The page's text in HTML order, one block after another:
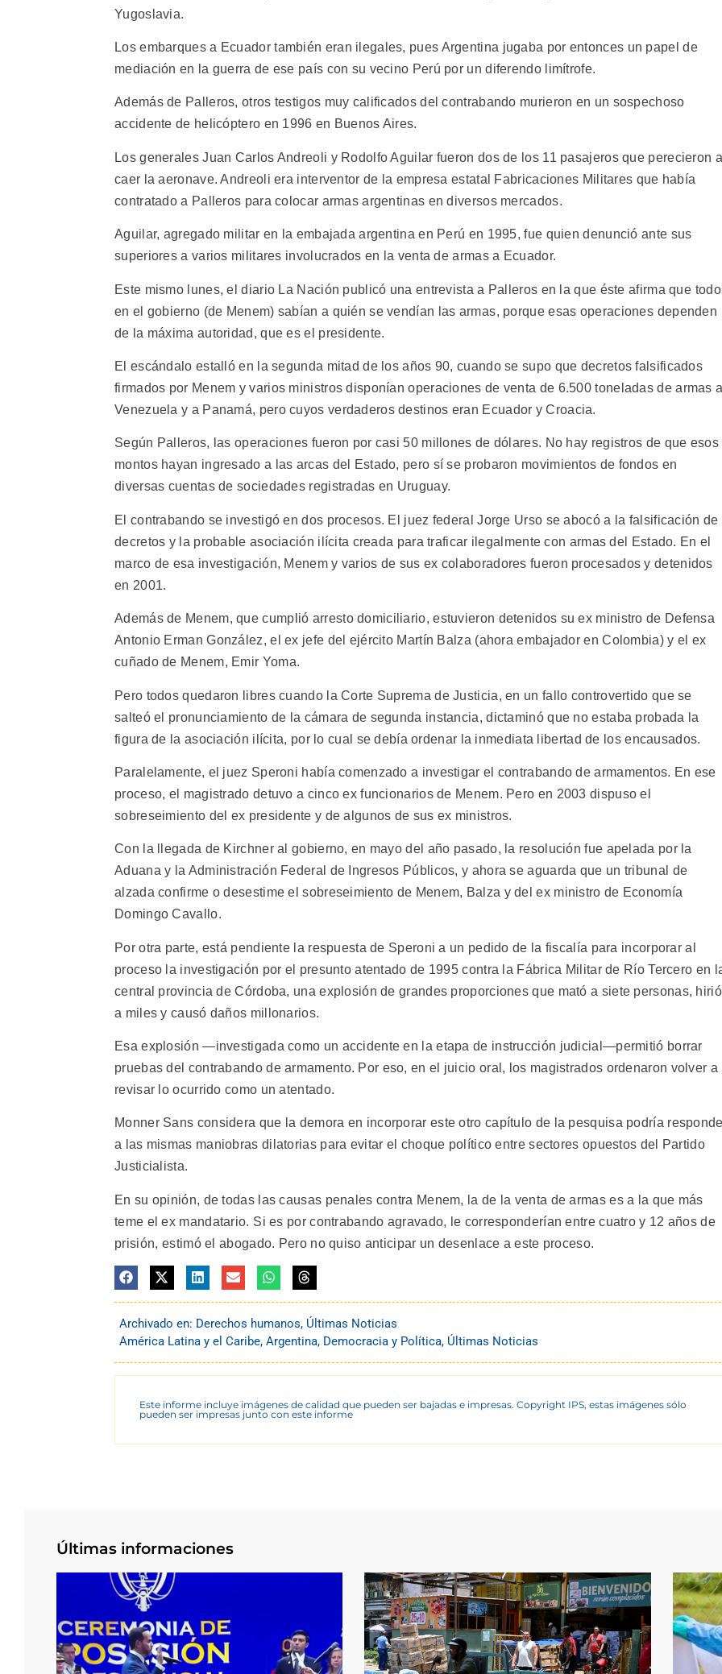
Yugoslavia.
Los embarques a Ecuador también eran ilegales, pues Argentina jugaba por entonces un papel de
mediación en la guerra de ese país con su vecino Perú por un diferendo limítrofe.
Además de Palleros, otros testigos muy calificados del contrabando murieron en un sospechoso
accidente de helicóptero en 1996 en Buenos Aires.
Los generales Juan Carlos Andreoli y Rodolfo Aguilar fueron dos de los 11 pasajeros que perecieron
caer la aeronave. Andreoli era interventor de la empresa estatal Fabricaciones Militares que había
contratado a Palleros para colocar armas argentinas en diversos mercados.
Aguilar, agregado militar en la embajada argentina en Perú en 1995, fue quien denunció ante sus
superiores a varios militares involucrados en la venta de armas a Ecuador.
Este mismo lunes, el diario La Nación publicó una entrevista a Palleros en la que éste afirma que
en el gobierno (de Menem) sabían a quién se vendían las armas, porque esas operaciones dependen
de la máxima autoridad, que es el presidente.
El escándalo estalló en la segunda mitad de los años 90, cuando se supo que decretos falsificados
firmados por Menem y varios ministros disponían operaciones de venta de 6.500 toneladas de armas
Venezuela y a Panamá, pero cuyos verdaderos destinos eran Ecuador y Croacia.
Según Palleros, las operaciones fueron por casi 50 millones de dólares. No hay registros de que esos
montos hayan ingresado a las arcas del Estado, pero sí se probaron movimientos de fondos en
diversas cuentas de sociedades registradas en Uruguay.
El contrabando se investigó en dos procesos. El juez federal Jorge Urso se abocó a la falsificación de
decretos y la probable asociación ilícita creada para traficar ilegalmente con armas del Estado. En el
marco de esa investigación, Menem y varios de sus ex colaboradores fueron procesados y detenidos
en 2001.
Además de Menem, que cumplió arresto domiciliario, estuvieron detenidos su ex ministro de Defensa
Antonio Erman González, el ex jefe del ejército Martín Balza (ahora embajador en Colombia) y el ex
cuñado de Menem, Emir Yoma.
Pero todos quedaron libres cuando la Corte Suprema de Justicia, en un fallo controvertido que se
salteó el pronunciamiento de la cámara de segunda instancia, dictaminó que no estaba probada la
figura de la asociación ilícita, por lo cual se debía ordenar la inmediata libertad de los encausados.
Paralelamente, el juez Speroni había comenzado a investigar el contrabando de armamentos. En ese
proceso, el magistrado detuvo a cinco ex funcionarios de Menem. Pero en 2003 dispuso el
sobreseimiento del ex presidente y de algunos de sus ex ministros.
Con la llegada de Kirchner al gobierno, en mayo del año pasado, la resolución fue apelada por la
Aduana y la Administración Federal de Ingresos Públicos, y ahora se aguarda que un tribunal de
alzada confirme o desestime el sobreseimiento de Menem, Balza y del ex ministro de Economía
Domingo Cavallo.
Por otra parte, está pendiente la respuesta de Speroni a un pedido de la fiscalía para incorporar al
proceso la investigación por el presunto atentado de 1995 contra la Fábrica Militar de Río Tercero en
central provincia de Córdoba, una explosión de grandes proporciones que mató a siete personas, hirió
a miles y causó daños millonarios.
Esa explosión —investigada como un accidente en la etapa de instrucción judicial—permitió borrar
pruebas del contrabando de armamento. Por eso, en el juicio oral, los magistrados ordenaron volver a
revisar lo ocurrido como un atentado.
Monner Sans considera que la demora en incorporar este otro capítulo de la pesquisa podría
a las mismas maniobras dilatorias para evitar el choque político entre sectores opuestos del Partido
Justicialista.
En su opinión, de todas las causas penales contra Menem, la de la venta de armas es a la que más
teme el ex mandatario. Si es por contrabando agravado, le corresponderían entre cuatro y 12 años de
prisión, estimó el abogado. Pero no quiso anticipar un desenlace a este proceso.
Archivado en: Derechos humanos, Últimas Noticias
América Latina y el Caribe, Argentina, Democracia y Política, Últimas Noticias
Este informe incluye imágenes de calidad que pueden ser bajadas e impresas. Copyright IPS, estas imágenes sólo
pueden ser impresas junto con este informe
Últimas informaciones